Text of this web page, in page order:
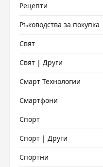
Рецепти
Ръководства за покупка
Свят
Свят | Други
Смарт Технологии
Смартфони
Спорт
Спорт | Други
Спортни